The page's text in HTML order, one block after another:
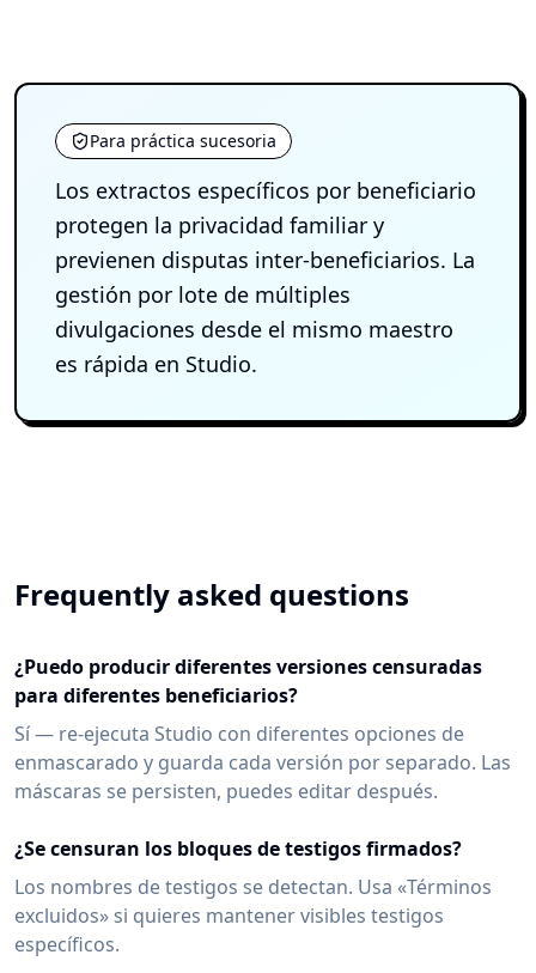
Para práctica sucesoria
Los extractos específicos por beneficiario
protegen la privacidad familiar y
previenen disputas inter-beneficiarios. La
gestión por lote de múltiples
divulgaciones desde el mismo maestro
es rápida en Studio.
Frequently asked questions
¿Puedo producir diferentes versiones censuradas
para diferentes beneficiarios?
Sí — re-ejecuta Studio con diferentes opciones de
enmascarado y guarda cada versión por separado. Las
máscaras se persisten, puedes editar después.
¿Se censuran los bloques de testigos firmados?
Los nombres de testigos se detectan. Usa «Términos
excluidos» si quieres mantener visibles testigos
específicos.